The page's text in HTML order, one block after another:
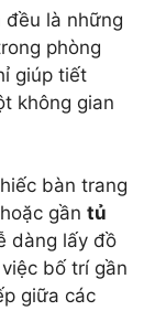
đều là những
phòng
giúp tiết
không gian
bàn trang
gần tủ
dàng lấy đồ
bố trí gần
giữa các